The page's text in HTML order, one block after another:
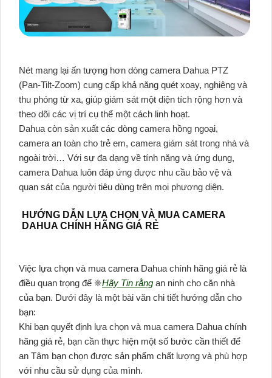
Nét mang lại ấn tượng hơn dòng camera Dahua PTZ
(Pan-Tilt-Zoom) cung cấp khả năng quét xoay, nghiêng và
thu phóng từ xa, giúp giám sát một diện tích rộng hơn và
theo dõi các vị trí cụ thể một cách linh hoạt.
Dahua còn sản xuất các dòng camera hồng ngoại,
camera an toàn cho trẻ em, camera giám sát trong nhà và
ngoài trời… Với sự đa dạng về tính năng và ứng dụng,
camera Dahua luôn đáp ứng được nhu cầu bảo vệ và
quan sát của người tiêu dùng trên mọi phương diện.
HƯỚNG DẪN LỰA CHỌN VÀ MUA CAMERA
DAHUA CHÍNH HÃNG GIÁ RẺ
Việc lựa chọn và mua camera Dahua chính hãng giá rẻ là
điều quan trọng để ❈Hãy Tin rằng an ninh cho căn nhà
của bạn. Dưới đây là một bài văn chi tiết hướng dẫn cho
bạn:
Khi bạn quyết định lựa chọn và mua camera Dahua chính
hãng giá rẻ, bạn cần thực hiện một số bước cần thiết để
an Tâm bạn chọn được sản phẩm chất lượng và phù hợp
với nhu cầu sử dụng của mình.